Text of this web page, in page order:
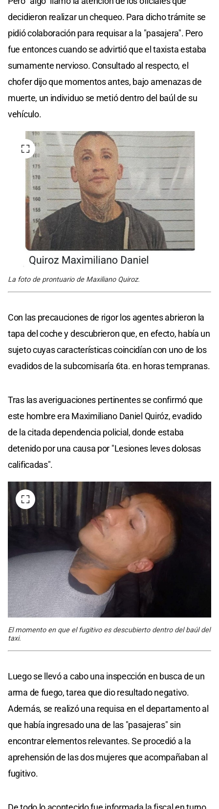
decidieron realizar un chequeo. Para dicho trámite se
pidió colaboración para requisar a la "pasajera". Pero
fue entonces cuando se advirtió que el taxista estaba
sumamente nervioso. Consultado al respecto, el
chofer dijo que momentos antes, bajo amenazas de
muerte, un individuo se metió dentro del baúl de su
vehículo.
La foto de prontuario de Maxiliano Quiroz.
Con las precauciones de rigor los agentes abrieron la
tapa del coche y descubrieron que, en efecto, había un
sujeto cuyas características coincidían con uno de los
evadidos de la subcomisaría 6ta. en horas tempranas.
Tras las averiguaciones pertinentes se confirmó que
este hombre era Maximiliano Daniel Quiróz, evadido
de la citada dependencia policial, donde estaba
detenido por una causa por "Lesiones leves dolosas
calificadas".
El momento en que el fugitivo es descubierto dentro del baúl del
taxi.
Luego se llevó a cabo una inspección en busca de un
arma de fuego, tarea que dio resultado negativo.
Además, se realizó una requisa en el departamento al
que había ingresado una de las "pasajeras" sin
encontrar elementos relevantes. Se procedió a la
aprehensión de las dos mujeres que acompañaban al
fugitivo.